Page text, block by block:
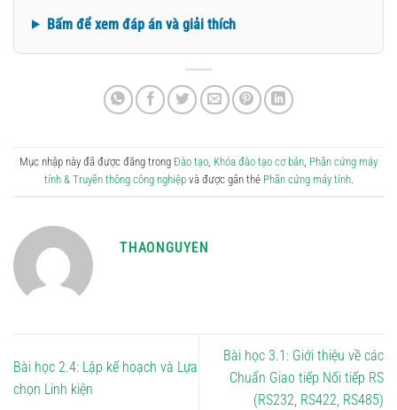
Bấm để xem đáp án và giải thích
Mục nhập này đã được đăng trong Đào tạo, Khóa đào tạo cơ bản, Phần cứng máy
tính & Truyền thông công nghiệpvà được gắn thẻ Phần cứng máy tính.
THAONGUYEN
Bài học 2.4: Lập kế hoạch và Lựa
chọn Linh kiện
Bài học 3.1: Giới thiệu về các
Chuẩn Giao tiếp Nối tiếp RS
(RS232, RS422, RS485)